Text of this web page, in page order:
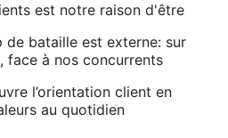
est notre raison d'être
de bataille est externe: sur
face à nos concurrents
l’orientation client en
au quotidien